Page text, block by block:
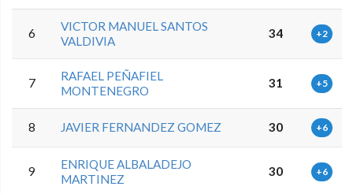
6
VICTOR MANUEL SANTOS
VALDIVIA
34 +2
7
RAFAEL PEÑAFIEL
MONTENEGRO
31 +5
8 JAVIER FERNANDEZ GOMEZ 30 +6
9
ENRIQUE ALBALADEJO
MARTINEZ
30 +6